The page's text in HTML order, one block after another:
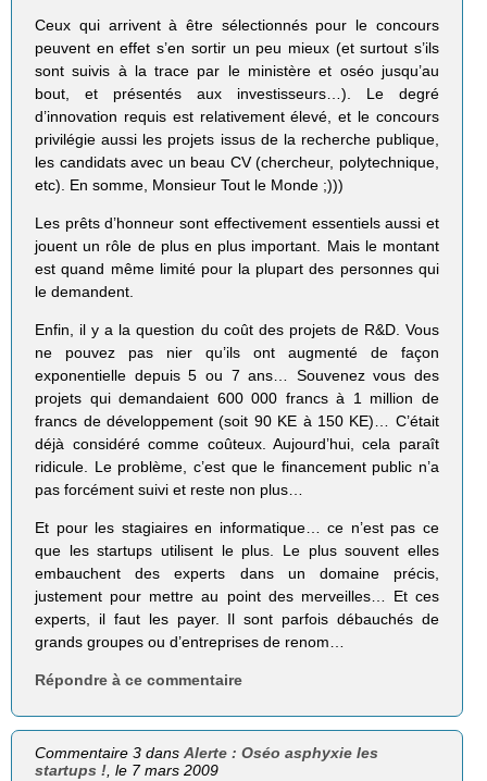
Ceux qui arrivent à être sélectionnés pour le concours
peuvent en effet s’en sortir un peu mieux (et surtout s’ils
sont suivis à la trace par le ministère et oséo jusqu’au
bout, et présentés aux investisseurs…). Le degré
d’innovation requis est relativement élevé, et le concours
privilégie aussi les projets issus de la recherche publique,
les candidats avec un beau CV (chercheur, polytechnique,
etc). En somme, Monsieur Tout le Monde ;)))
Les prêts d’honneur sont effectivement essentiels aussi et
jouent un rôle de plus en plus important. Mais le montant
est quand même limité pour la plupart des personnes qui
le demandent.
Enfin, il y a la question du coût des projets de R&D. Vous
ne pouvez pas nier qu’ils ont augmenté de façon
exponentielle depuis 5 ou 7 ans… Souvenez vous des
projets qui demandaient 600 000 francs à 1 million de
francs de développement (soit 90 KE à 150 KE)… C’était
déjà considéré comme coûteux. Aujourd’hui, cela paraît
ridicule. Le problème, c’est que le financement public n’a
pas forcément suivi et reste non plus…
Et pour les stagiaires en informatique… ce n’est pas ce
que les startups utilisent le plus. Le plus souvent elles
embauchent des experts dans un domaine précis,
justement pour mettre au point des merveilles… Et ces
experts, il faut les payer. Il sont parfois débauchés de
grands groupes ou d’entreprises de renom…
Répondre à ce commentaire
Commentaire 3 dansAlerte : Oséo asphyxie les
startups ! , le 7 mars 2009